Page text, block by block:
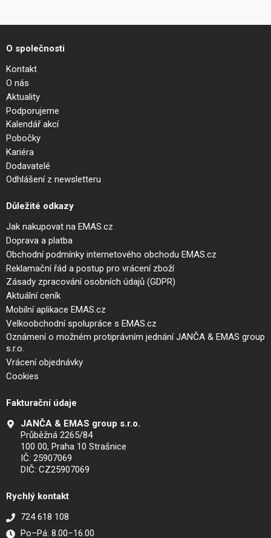
O společnosti
Kontakt
O nás
Aktuality
Podporujeme
Kalendář akcí
Pobočky
Kariéra
Dodavatelé
Odhlášení z newsletteru
Důležité odkazy
Jak nakupovat na EMAS.cz
Doprava a platba
Obchodní podmínky internetového obchodu EMAS.cz
Reklamační řád a postup pro vrácení zboží
Zásady zpracování osobních údajů (GDPR)
Aktuální ceník
Mobilní aplikace EMAS.cz
Velkoobchodní spolupráce s EMAS.cz
Oznámení o možném protiprávním jednání JANČA & EMAS group
s.r.o.
Vrácení objednávky
Cookies
Fakturační údaje
JANČA & EMAS group s.r.o.
Průběžná 2265/84
100 00, Praha 10 Strašnice
IČ: 25907069
DIČ: CZ25907069
Rychlý kontakt
724 618 108
Po–Pá: 8.00–16.00